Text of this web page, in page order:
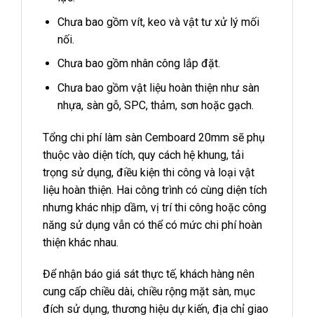
Chưa bao gồm vít, keo và vật tư xử lý mối
nối.
Chưa bao gồm nhân công lắp đặt.
Chưa bao gồm vật liệu hoàn thiện như sàn
nhựa, sàn gỗ, SPC, thảm, sơn hoặc gạch.
Tổng chi phí làm sàn Cemboard 20mm sẽ phụ
thuộc vào diện tích, quy cách hệ khung, tải
trọng sử dụng, điều kiện thi công và loại vật
liệu hoàn thiện. Hai công trình có cùng diện tích
nhưng khác nhịp dầm, vị trí thi công hoặc công
năng sử dụng vẫn có thể có mức chi phí hoàn
thiện khác nhau.
Để nhận báo giá sát thực tế, khách hàng nên
cung cấp chiều dài, chiều rộng mặt sàn, mục
đích sử dụng, thương hiệu dự kiến, địa chỉ giao